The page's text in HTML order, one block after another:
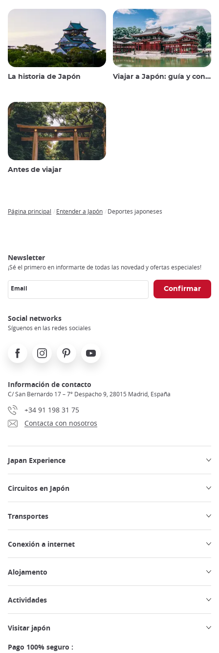
La historia de Japón Viajar a Japón: guía y consejos
Antes de viajar
Página principal Entender a Japón Deportes japoneses
Newsletter
¡Sé el primero en informarte de todas las novedad y ofertas especiales!
Email
Social networks
Síguenos en las redes sociales
FacebookInstagramPinterest Youtube
Información de contacto
C/ San Bernardo 17 – 7º Despacho 9, 28015 Madrid, España
+34 91 198 31 75
Contacta con nosotros
Japan Experience
Circuitos en Japón
Transportes
Conexión a internet
Alojamento
Actividades
Visitar japón
Pago 100% seguro :